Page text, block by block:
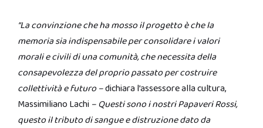
“La convinzione che ha mosso il progetto è che la
memoria sia indispensabile per consolidare i valori
morali e civili di una comunità, che necessita della
consapevolezza del proprio passato per costruire
collettività e futuro –dichiara l’assessore alla cultura,
Massimiliano Lachi – Questi sono i nostri Papaveri Rossi,
questo il tributo di sangue e distruzione dato da